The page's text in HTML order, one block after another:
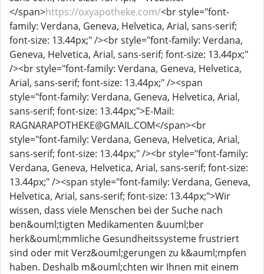
</span>https://oxyapotheke.com/<br style="font-
family: Verdana, Geneva, Helvetica, Arial, sans-serif;
font-size: 13.44px;" /><br style="font-family: Verdana,
Geneva, Helvetica, Arial, sans-serif; font-size: 13.44px;"
/><br style="font-family: Verdana, Geneva, Helvetica,
Arial, sans-serif; font-size: 13.44px;" /><span
style="font-family: Verdana, Geneva, Helvetica, Arial,
sans-serif; font-size: 13.44px;">E-Mail:
RAGNARAPOTHEKE@GMAIL.COM</span><br
style="font-family: Verdana, Geneva, Helvetica, Arial,
sans-serif; font-size: 13.44px;" /><br style="font-family:
Verdana, Geneva, Helvetica, Arial, sans-serif; font-size:
13.44px;" /><span style="font-family: Verdana, Geneva,
Helvetica, Arial, sans-serif; font-size: 13.44px;">Wir
wissen, dass viele Menschen bei der Suche nach
ben&ouml;tigten Medikamenten &uuml;ber
herk&ouml;mmliche Gesundheitssysteme frustriert
sind oder mit Verz&ouml;gerungen zu k&auml;mpfen
haben. Deshalb m&ouml;chten wir Ihnen mit einem